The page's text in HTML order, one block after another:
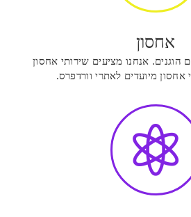
אחסון
הוגנים. אנחנו מציעים שירותי אחסון
אחסון מיועדים לאתרי וורדפרס.
